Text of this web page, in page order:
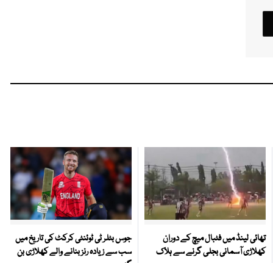
تھائی لینڈ میں فٹبال میچ کے دوران
کھلاڑی آسمانی بجلی گرنے سے ہلاک
جوس بٹلر ٹی ٹوئنٹی کرکٹ کی تاریخ میں
سب سے زیادہ رنز بنانے والے کھلاڑی بن